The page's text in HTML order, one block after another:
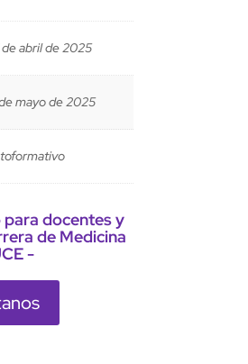
abril de 2025
mayo de 2025
docentes y
de Medicina
-